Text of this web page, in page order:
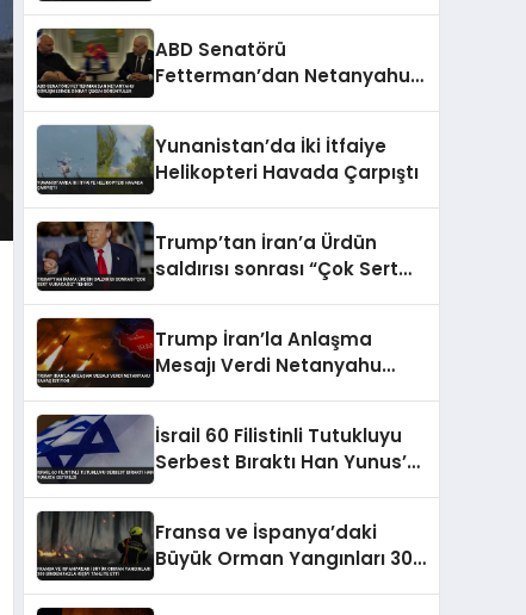
ABD Senatörü
Fetterman’dan Netanyahu
Yunanistan’da İki İtfaiye
Helikopteri Havada Çarpıştı
Trump’tan İran’a Ürdün
saldırısı sonrası “Çok Sert
Trump İran’la Anlaşma
Mesajı Verdi Netanyahu
İsrail 60 Filistinli Tutukluyu
Serbest Bıraktı Han Yunus’a
Fransa ve İspanya’daki
Büyük Orman Yangınları 300